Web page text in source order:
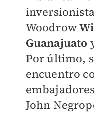
Woodrow
Guanajuato
Por último,
encuentro
John